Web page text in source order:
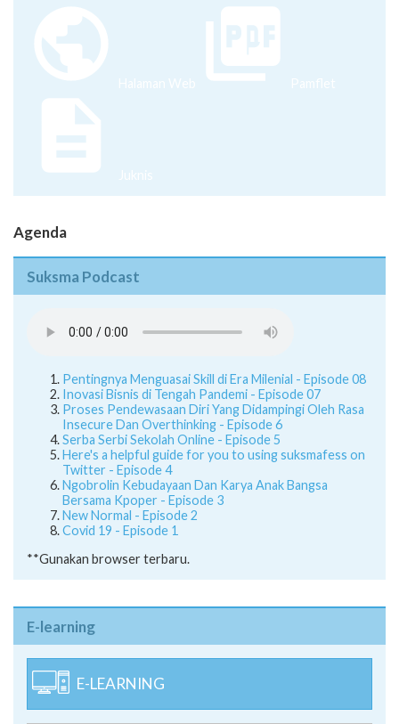
Halaman Web Pamflet
Juknis
Agenda
Suksma Podcast
Pentingnya Menguasai Skill di Era Milenial - Episode 08
Inovasi Bisnis di Tengah Pandemi - Episode 07
Proses Pendewasaan Diri Yang Didampingi Oleh Rasa
Insecure Dan Overthinking - Episode 6
Serba Serbi Sekolah Online - Episode 5
Here's a helpful guide for you to using suksmafess on
Twitter - Episode 4
Ngobrolin Kebudayaan Dan Karya Anak Bangsa
Bersama Kpoper - Episode 3
New Normal - Episode 2
Covid 19 - Episode 1
**Gunakan browser terbaru.
E-learning
E-LEARNING